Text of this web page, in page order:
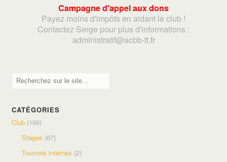
Campagne d'appel aux dons
Payez moins d'impôts en aidant le club !
Contactez Serge pour plus d'informations :
administratif@acbb-tt.fr
CATÉGORIES
Club (199)
Stages (67)
Tournois internes (2)